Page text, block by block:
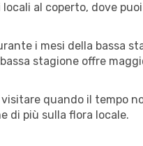
al coperto, dove
i mesi della bassa
stagione offre
quando il tempo
di più sulla flora locale.